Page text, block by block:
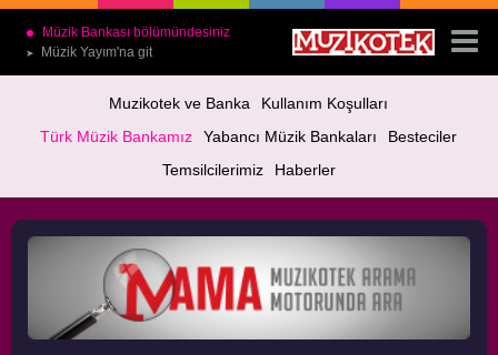
Müzik Bankası bölümündesiniz
➤ Müzik Yayım'na git
Muzikotek ve Banka
Kullanım Koşulları
Türk Müzik Bankamız
Yabancı Müzik Bankaları
Besteciler
Temsilcilerimiz
Haberler